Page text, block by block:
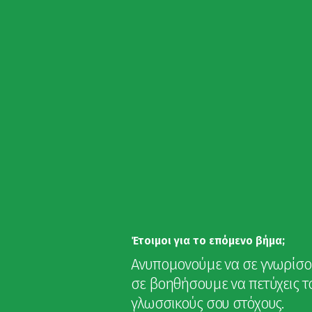
Έτοιμοι για το επόμενο βήμα;
Ανυπομονούμε να σε
σε βοηθήσουμε να πετύχεις
γλωσσικούς σου στόχους.